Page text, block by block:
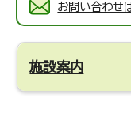
お問い合わせ
施設案内